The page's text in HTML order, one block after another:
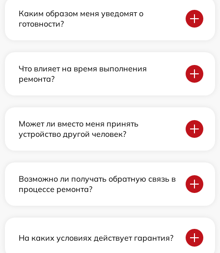
Каким образом меня уведомят о
готовности?
Что влияет на время выполнения
ремонта?
Может ли вместо меня принять
устройство другой человек?
Возможно ли получать обратную связь в
процессе ремонта?
На каких условиях действует гарантия?